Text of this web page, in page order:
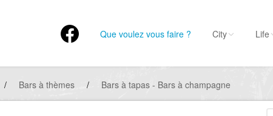
Que voulez vous faire ? City Life
/ Bars à thèmes / Bars à tapas - Bars à champagne